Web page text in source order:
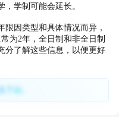
学制可能会延长。
因类型和具体情况而异，
为2年，全日制和非全日制
分了解这些信息，以便更好
下始。